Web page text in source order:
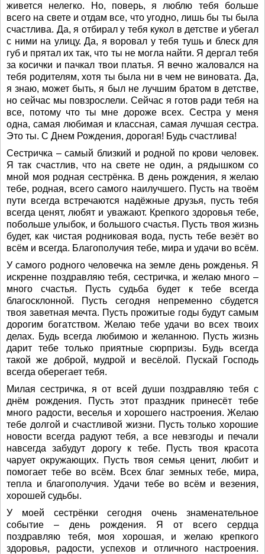
живется нелегко. Но, поверь, я люблю тебя больше
всего на свете и отдам все, что угодно, лишь бы ты была
счастлива. Да, я отбирал у тебя кукол в детстве и убегал
с ними на улицу. Да, я воровал у тебя тушь и блеск для
губ и прятал их так, что ты не могла найти. Я дергал тебя
за косички и пачкал твои платья. Я вечно жаловался на
тебя родителям, хотя ты была ни в чем не виновата. Да,
я знаю, может быть, я был не лучшим братом в детстве,
но сейчас мы повзрослели. Сейчас я готов ради тебя на
все, потому что ты мне дороже всех. Сестра у меня
одна, самая любимая и классная, самая лучшая сестра.
Это ты. С Днем Рождения, дорогая! Будь счастлива!
Сестричка – самый близкий и родной по крови человек.
Я так счастлив, что на свете не один, а рядышком со
мной моя родная сестрёнка. В день рождения, я желаю
тебе, родная, всего самого наилучшего. Пусть на твоём
пути всегда встречаются надёжные друзья, пусть тебя
всегда ценят, любят и уважают. Крепкого здоровья тебе,
побольше улыбок, и большого счастья. Пусть твоя жизнь
будет, как чистая родниковая вода, пусть тебе везёт во
всём и всегда. Благополучия тебе, мира и удачи во всём.
У самого родного человечка на земле день рожденья. Я
искренне поздравляю тебя, сестричка, и желаю много –
много счастья. Пусть судьба будет к тебе всегда
благосклонной. Пусть сегодня непременно сбудется
твоя заветная мечта. Пусть прожитые годы будут самым
дорогим богатством. Желаю тебе удачи во всех твоих
делах. Будь всегда любимою и желанною. Пусть жизнь
дарит тебе только приятные сюрпризы. Будь всегда
такой же доброй, мудрой и весёлой. Пускай Господь
всегда оберегает тебя.
Милая сестричка, я от всей души поздравляю тебя с
днём рождения. Пусть этот праздник принесёт тебе
много радости, веселья и хорошего настроения. Желаю
тебе долгой и счастливой жизни. Пусть только хорошие
новости всегда радуют тебя, а все невзгоды и печали
навсегда забудут дорогу к тебе. Пусть твоя красота
чарует окружающих. Пусть твоя семья ценит, любит и
помогает тебе во всём. Всех благ земных тебе, мира,
тепла и благополучия. Удачи тебе во всём и везения,
хорошей судьбы.
У моей сестрёнки сегодня очень знаменательное
событие – день рождения. Я от всего сердца
поздравляю тебя, моя хорошая, и желаю крепкого
здоровья, радости, успехов и отличного настроения.